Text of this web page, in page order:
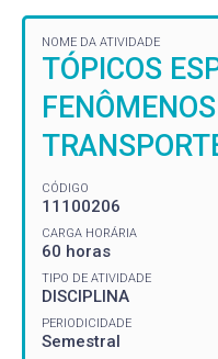
NOME DA ATIVIDADE
TÓPICOS
CÓDIGO
11100206
CARGA HORÁRIA
60 horas
TIPO DE ATIVIDADE
DISCIPLINA
PERIODICIDADE
Semestral